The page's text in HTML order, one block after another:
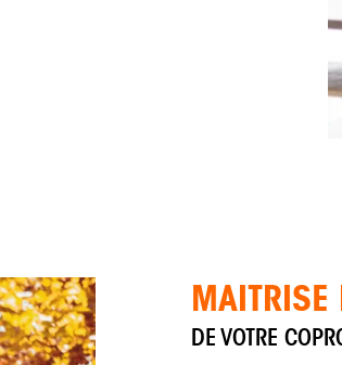
MAITRISE
DE VOTRE